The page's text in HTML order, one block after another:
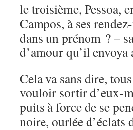
le troisième, Pessoa,
Campos, à ses
dans un prénom ? –
d’amour qu’il envoya
Cela va sans dire,
vouloir sortir d’eux-
puits à force de se
noire, ourlée d’éclats